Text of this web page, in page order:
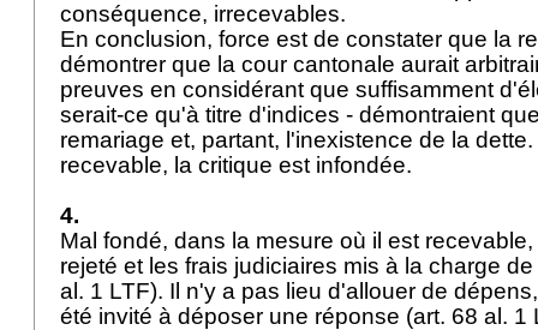
conséquence, irrecevables.
En conclusion, force est de constater que la
démontrer que la cour cantonale aurait
preuves en considérant que suffisamment
serait-ce qu'à titre d'indices - démontraient
remariage et, partant, l'inexistence de la
recevable, la critique est infondée.
4.
Mal fondé, dans la mesure où il est
rejeté et les frais judiciaires mis à la charge
al. 1 LTF). Il n'y a pas lieu d'allouer de
été invité à déposer une réponse (art. 68 al. 1